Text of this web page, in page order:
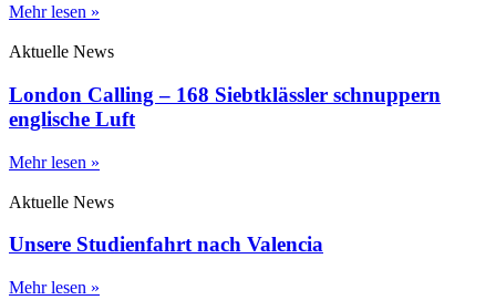
Mehr lesen »
Aktuelle News
London Calling – 168 Siebtklässler schnuppern
englische Luft
Mehr lesen »
Aktuelle News
Unsere Studienfahrt nach Valencia
Mehr lesen »